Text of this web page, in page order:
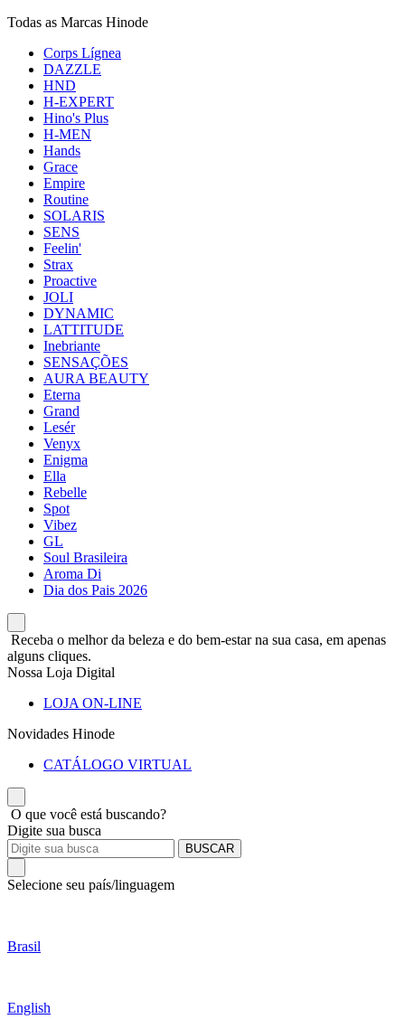
Todas as Marcas Hinode
Corps Lígnea
DAZZLE
HND
H-EXPERT
Hino's Plus
H-MEN
Hands
Grace
Empire
Routine
SOLARIS
SENS
Feelin'
Strax
Proactive
JOLI
DYNAMIC
LATTITUDE
Inebriante
SENSAÇÕES
AURA BEAUTY
Eterna
Grand
Lesér
Venyx
Enigma
Ella
Rebelle
Spot
Vibez
GL
Soul Brasileira
Aroma Di
Dia dos Pais 2026
Receba o melhor da beleza e do bem-estar na sua casa, em apenas
alguns cliques.
Nossa Loja Digital
LOJA ON-LINE
Novidades Hinode
CATÁLOGO VIRTUAL
O que você está buscando?
Digite sua busca
BUSCAR
Selecione seu país/linguagem
Brasil
English